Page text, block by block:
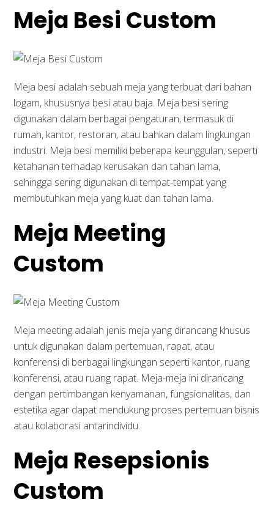
Meja Besi Custom
Meja besi adalah sebuah meja yang terbuat dari bahan
logam, khususnya besi atau baja. Meja besi sering
digunakan dalam berbagai pengaturan, termasuk di
rumah, kantor, restoran, atau bahkan dalam lingkungan
industri. Meja besi memiliki beberapa keunggulan, seperti
ketahanan terhadap kerusakan dan tahan lama,
sehingga sering digunakan di tempat-tempat yang
membutuhkan meja yang kuat dan tahan lama.
Meja Meeting
Custom
Meja meeting adalah jenis meja yang dirancang khusus
untuk digunakan dalam pertemuan, rapat, atau
konferensi di berbagai lingkungan seperti kantor, ruang
konferensi, atau ruang rapat. Meja-meja ini dirancang
dengan pertimbangan kenyamanan, fungsionalitas, dan
estetika agar dapat mendukung proses pertemuan bisnis
atau kolaborasi antarindividu.
Meja Resepsionis
Custom